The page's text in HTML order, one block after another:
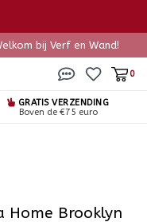
bij Verf en Wand!
0
GRATIS VERZENDING
Boven de €75 euro
Home Brooklyn